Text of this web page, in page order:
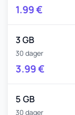
1.99€
3 GB
30 dager
3.99€
5 GB
30 dager